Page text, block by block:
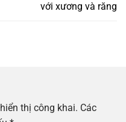
với xương và răng
thị công khai. Các